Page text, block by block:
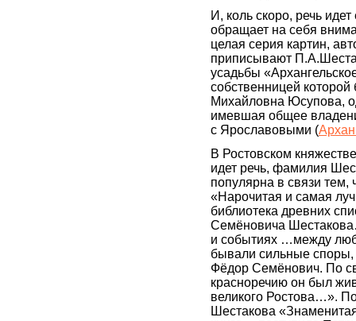
И, коль скоро, речь
обращает на себя
целая серия картин,
приписывают
усадьбы
собственницей
Михайловна Юсупова,
имевшая общее
с Ярославовыми (
В Ростовском
идет речь, фамилия
популярна в связи тем,
«Нарочитая и самая
библиотека древних
Семёновича
и событиях …между
бывали сильные споры,
Фёдор Семёнович. По
красноречию он был
великого Ростова…».
Шестакова